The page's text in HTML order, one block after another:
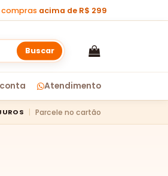
compras acima de R$ 299
Buscar
Atendimento
Parcele no cartão